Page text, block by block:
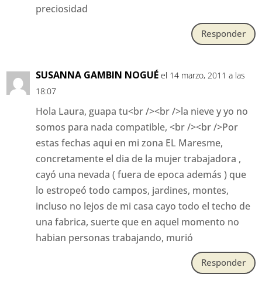
preciosidad
Responder
SUSANNA GAMBIN NOGUÉ el 14 marzo, 2011 a las
18:07
Hola Laura, guapa tu<br /><br />la nieve y yo no
somos para nada compatible, <br /><br />Por
estas fechas aqui en mi zona EL Maresme,
concretamente el dia de la mujer trabajadora ,
cayó una nevada ( fuera de epoca además ) que
lo estropeó todo campos, jardines, montes,
incluso no lejos de mi casa cayo todo el techo de
una fabrica, suerte que en aquel momento no
habian personas trabajando, murió
Responder